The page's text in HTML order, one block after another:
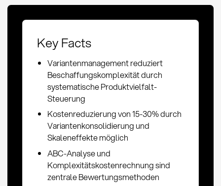
Key Facts
Variantenmanagement reduziert
Beschaffungskomplexität durch
systematische Produktvielfalt-
Steuerung
Kostenreduzierung von 15-30% durch
Variantenkonsolidierung und
Skaleneffekte möglich
ABC-Analyse und
Komplexitätskostenrechnung sind
zentrale Bewertungsmethoden